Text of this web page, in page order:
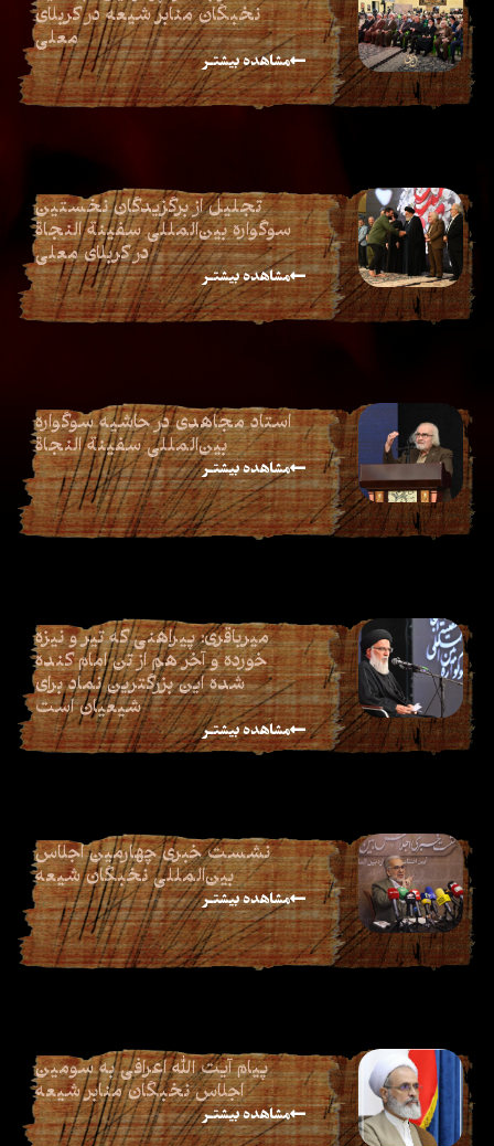
نخبگان منابر شیعه در کربلای
معلی
مشاهده بیشتـر
تجلیل از برگزیدگان نخستین
سوگواره بین‌المللی سفینة النجاة
در کربلای معلی
مشاهده بیشتـر
استاد مجاهدی در حاشیه سوگواره
بین‌المللی سفینة النجاة
مشاهده بیشتـر
میرباقری: پیراهنی که تیر و نیزه
خورده و آخر هم از تن امام کنده
شده این بزرگترین نماد برای
شیعیان است
مشاهده بیشتـر
نشست خبری چهارمین اجلاس
بین‌المللی نخبگان شیعه
مشاهده بیشتـر
پیام آیت الله اعرافی به سومین
اجلاس نخبگان منابر شیعه
مشاهده بیشتـر